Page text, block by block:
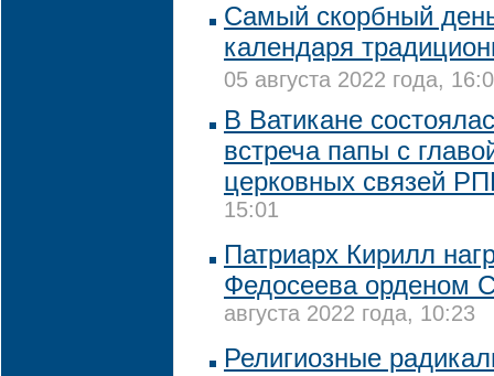
Самый скорбный
календаря
05 августа 2022 года,
В Ватикане
встреча папы с
церковных связей
15:01
Патриарх Кирилл
Федосеева орденом
августа 2022 года, 10:23
Религиозные